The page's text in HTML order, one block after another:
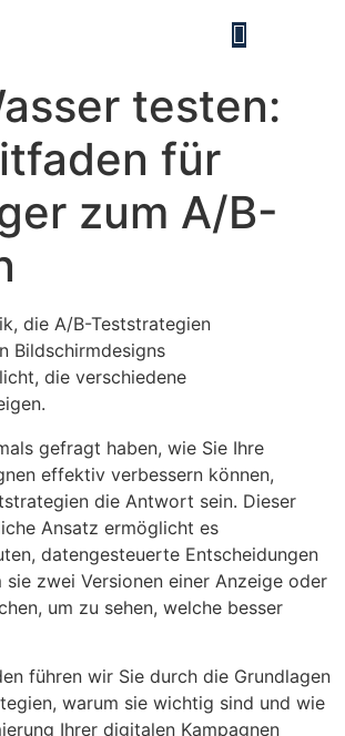
testen:
für
zum A/B-
gefragt haben, wie Sie Ihre
effektiv verbessern können,
die Antwort sein. Dieser
Ansatz ermöglicht es
datengesteuerte Entscheidungen
zwei Versionen einer Anzeige oder
um zu sehen, welche besser
führen wir Sie durch die Grundlagen
warum sie wichtig sind und wie
Ihrer digitalen Kampagnen